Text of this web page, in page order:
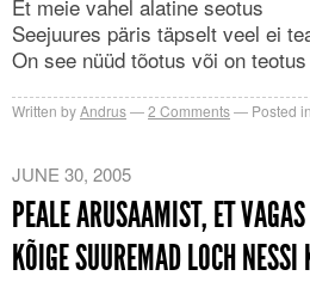
Et meie vahel alatine seotus
Seejuures päris täpselt veel ei
On see nüüd tõotus või on teotus
Written byAndrus 2 Comments Posted in
JUNE 30, 2005
PEALE ARUSAAMIST, ET
KÕIGE SUUREMAD LOCH NESSI